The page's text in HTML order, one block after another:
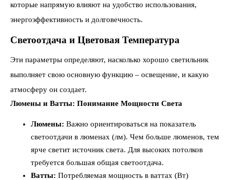
которые напрямую влияют на удобство использования,
энергоэффективность и долговечность.
Светоотдача и Цветовая Температура
Эти параметры определяют, насколько хорошо светильник
выполняет свою основную функцию – освещение, и какую
атмосферу он создает.
Люмены и Ватты: Понимание Мощности Света
Люмены: Важно ориентироваться на показатель
светоотдачи в люменах (лм). Чем больше люменов, тем
ярче светит источник света. Для высоких потолков
требуется большая общая светоотдача.
Ватты: Потребляемая мощность в ваттах (Вт)